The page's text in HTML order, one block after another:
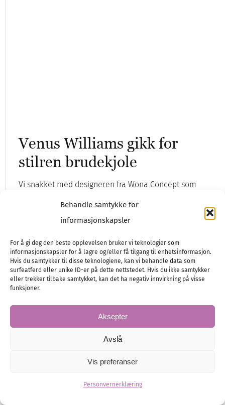
Behandle samtykke for
informasjonskapsler
For å gi deg den beste opplevelsen bruker vi teknologier som
informasjonskapsler for å lagre og/eller få tilgang til enhetsinformasjon.
Hvis du samtykker til disse teknologiene, kan vi behandle data som
surfeatferd eller unike ID-er på dette nettstedet. Hvis du ikke samtykker
eller trekker tilbake samtykket, kan det ha negativ innvirkning på visse
funksjoner.
Aksepter
Avslå
Vis preferanser
Personvernerklæring
Venus Williams gikk for
stilren brudekjole
Vi snakket med designeren fra Wona Concept som